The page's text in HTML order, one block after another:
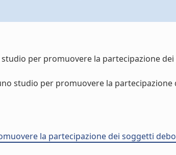
per promuovere la partecipazione
studio per promuovere la
la partecipazione dei soggetti